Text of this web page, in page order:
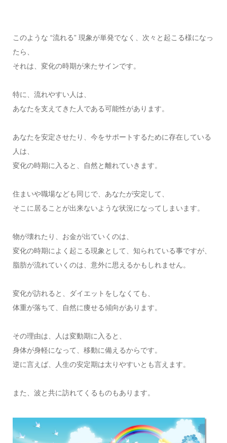
このような “流れる” 現象が単発でなく、次々と起こる様になっ
たら、
それは、変化の時期が来たサインです。
特に、流れやすい人は、
あなたを支えてきた人である可能性があります。
あなたを安定させたり、今をサポートするために存在している
人は、
変化の時期に入ると、自然と離れていきます。
住まいや職場なども同じで、あなたが安定して、
そこに居ることが出来ないような状況になってしまいます。
物が壊れたり、お金が出ていくのは、
変化の時期によく起こる現象として、知られている事ですが、
脂肪が流れていくのは、意外に思えるかもしれません。
変化が訪れると、ダイエットをしなくても、
体重が落ちて、自然に痩せる傾向があります。
その理由は、人は変動期に入ると、
身体が身軽になって、移動に備えるからです。
逆に言えば、人生の安定期は太りやすいとも言えます。
また、波と共に訪れてくるものもあります。